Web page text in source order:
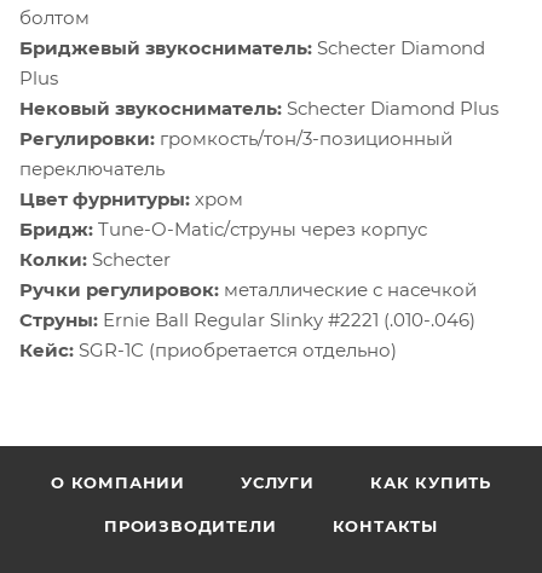
болтом
Бриджевый звукосниматель: Schecter Diamond
Plus
Нековый звукосниматель: Schecter Diamond Plus
Регулировки: громкость/тон/3-позиционный
переключатель
Цвет фурнитуры: хром
Бридж: Tune-O-Matic/струны через корпус
Колки: Schecter
Ручки регулировок: металлические с насечкой
Струны: Ernie Ball Regular Slinky #2221 (.010-.046)
Кейс: SGR-1C (приобретается отдельно)
О КОМПАНИИ УСЛУГИ КАК КУПИТЬ
ПРОИЗВОДИТЕЛИ КОНТАКТЫ